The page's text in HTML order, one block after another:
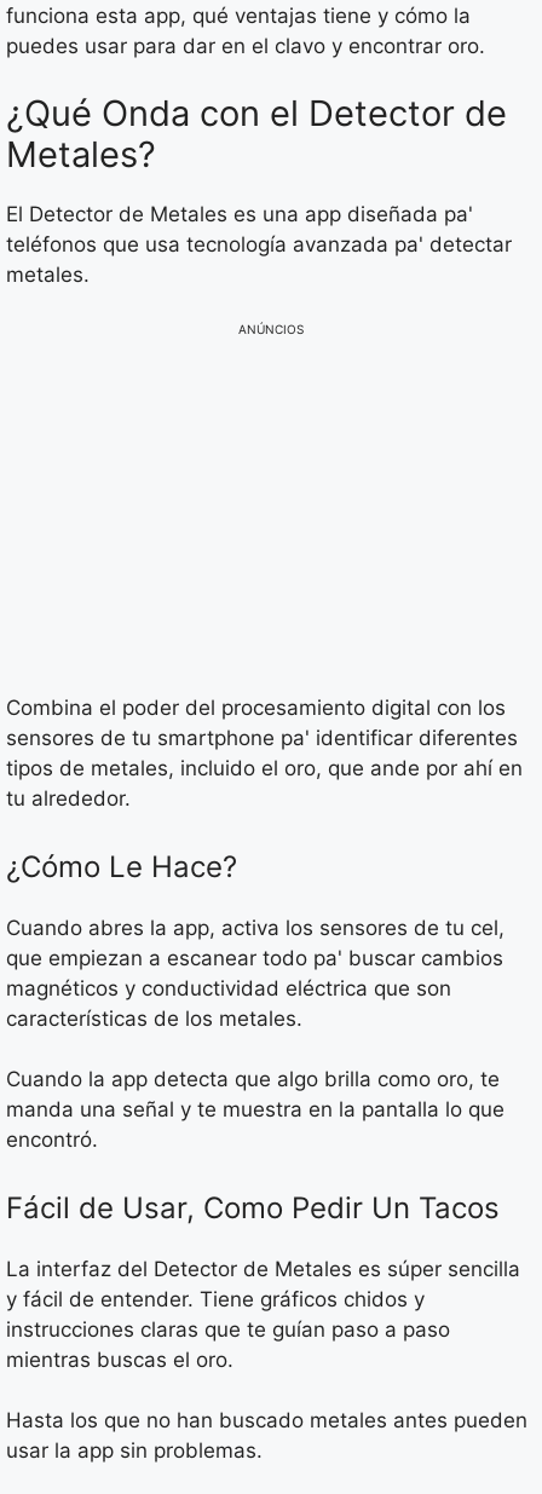
funciona esta app, qué ventajas tiene y cómo la
puedes usar para dar en el clavo y encontrar oro.
¿Qué Onda con el Detector de
Metales?
El Detector de Metales es una app diseñada pa'
teléfonos que usa tecnología avanzada pa' detectar
metales.
ANÚNCIOS
Combina el poder del procesamiento digital con los
sensores de tu smartphone pa' identificar diferentes
tipos de metales, incluido el oro, que ande por ahí en
tu alrededor.
¿Cómo Le Hace?
Cuando abres la app, activa los sensores de tu cel,
que empiezan a escanear todo pa' buscar cambios
magnéticos y conductividad eléctrica que son
características de los metales.
Cuando la app detecta que algo brilla como oro, te
manda una señal y te muestra en la pantalla lo que
encontró.
Fácil de Usar, Como Pedir Un Tacos
La interfaz del Detector de Metales es súper sencilla
y fácil de entender. Tiene gráficos chidos y
instrucciones claras que te guían paso a paso
mientras buscas el oro.
Hasta los que no han buscado metales antes pueden
usar la app sin problemas.